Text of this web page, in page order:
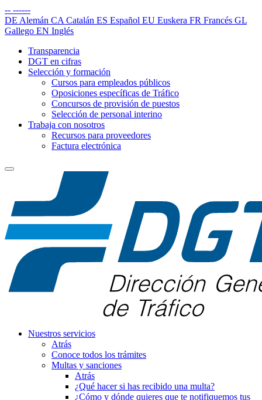
-- ------
DE Alemán CA Catalán ES Español EU Euskera FR Francés GL
Gallego EN Inglés
Transparencia
DGT en cifras
Selección y formación
Cursos para empleados públicos
Oposiciones específicas de Tráfico
Concursos de provisión de puestos
Selección de personal interino
Trabaja con nosotros
Recursos para proveedores
Factura electrónica
Nuestros servicios
Atrás
Conoce todos los trámites
Multas y sanciones
Atrás
¿Qué hacer si has recibido una multa?
¿Cómo y dónde quieres que te notifiquemos tus